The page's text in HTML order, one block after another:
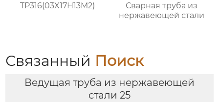
TP316(03X17H13M2)
Сварная труба из
нержавеющей стали
Связанный Поиск
Ведущая труба из нержавеющей
стали 25